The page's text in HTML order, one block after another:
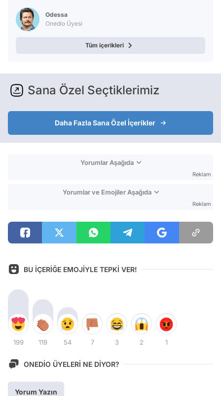
Odessa
Onedio Üyesi
Tüm içerikleri
Sana Özel Seçtiklerimiz
Daha Fazla Sana Özel İçerikler
Yorumlar Aşağıda
Reklam
Yorumlar ve Emojiler Aşağıda
Reklam
BU İÇERİĞE EMOJİYLE TEPKİ VER!
199 119 54 7 3 2 1
ONEDİO ÜYELERİ NE DİYOR?
Yorum Yazın